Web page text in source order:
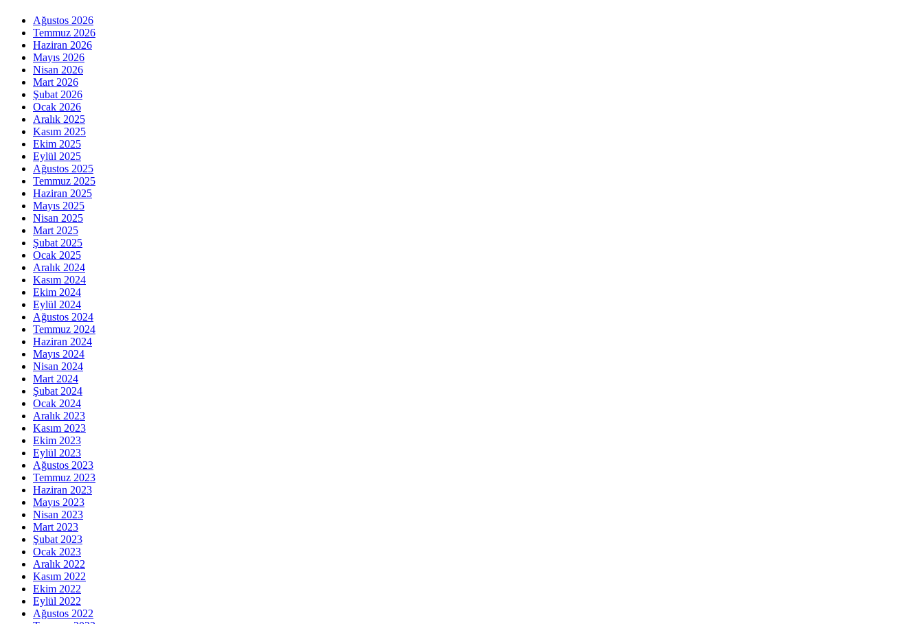
Ağustos 2026
Temmuz 2026
Haziran 2026
Mayıs 2026
Nisan 2026
Mart 2026
Şubat 2026
Ocak 2026
Aralık 2025
Kasım 2025
Ekim 2025
Eylül 2025
Ağustos 2025
Temmuz 2025
Haziran 2025
Mayıs 2025
Nisan 2025
Mart 2025
Şubat 2025
Ocak 2025
Aralık 2024
Kasım 2024
Ekim 2024
Eylül 2024
Ağustos 2024
Temmuz 2024
Haziran 2024
Mayıs 2024
Nisan 2024
Mart 2024
Şubat 2024
Ocak 2024
Aralık 2023
Kasım 2023
Ekim 2023
Eylül 2023
Ağustos 2023
Temmuz 2023
Haziran 2023
Mayıs 2023
Nisan 2023
Mart 2023
Şubat 2023
Ocak 2023
Aralık 2022
Kasım 2022
Ekim 2022
Eylül 2022
Ağustos 2022